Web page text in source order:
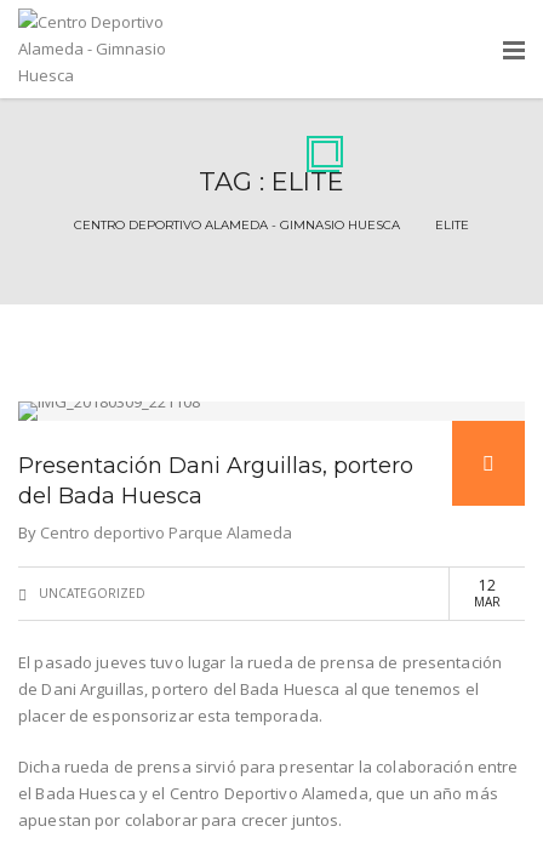
TAG : ELITE
CENTRO DEPORTIVO ALAMEDA - GIMNASIO HUESCA
Presentación Dani Arguillas, portero
del Bada Huesca
By Centro deportivo Parque Alameda
UNCATEGORIZED 12
MAR
El pasado jueves tuvo lugar la rueda de prensa de presentación
de Dani Arguillas, portero del Bada Huesca al que tenemos el
placer de esponsorizar esta temporada.
Dicha rueda de prensa sirvió para presentar la colaboración entre
el Bada Huesca y el Centro Deportivo Alameda, que un año más
apuestan por colaborar para crecer juntos.